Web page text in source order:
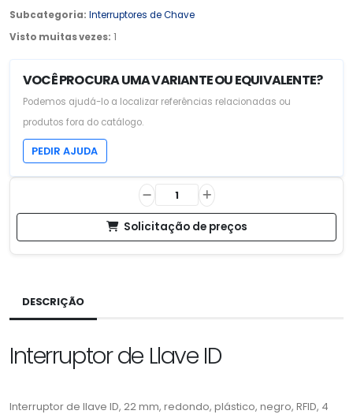
Subcategoria: Interruptores de Chave
Visto muitas vezes: 1
VOCÊ PROCURA UMA VARIANTE OU EQUIVALENTE?
Podemos ajudá-lo a localizar referências relacionadas ou
produtos fora do catálogo.
PEDIR AJUDA
Solicitação de preços
DESCRIÇÃO
Interruptor de Llave ID
Interruptor de llave ID, 22 mm, redondo, plástico, negro, RFID, 4